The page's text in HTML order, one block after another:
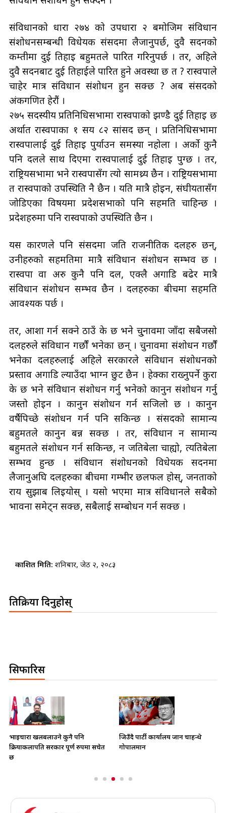
संविधानको धारा २७४ को उपधारा २ बमोजिम संविधान
संशोधनसम्बन्धी विधेयक संसदमा लैजानुपर्छ, दुवै सदनको
कम्तीमा दुई तिहाइ बहुमतले पारित गरिनुपर्छ । तर, अहिले
दुवै सदनबाट दुई तिहाईले पारित हुने अवस्था छ त ? रास्वपाले
चाहेर मात्र संविधान संशोधन हुन सक्छ ? अब संसदको
अंकगणित हेरौं ।
२७५ सदस्यीय प्रतिनिधिसभामा रास्वपाको झण्डै दुई तिहाइ छ
अर्थात रास्वपाका १ सय ८२ सांसद छन् । प्रतिनिधिसभामा
रास्वपालाई दुई तिहाइ पुर्याउन समस्या नहोला । अर्को कुनै
पनि दलले साथ दिएमा रास्वपालाई दुई तिहाइ पुग्छ । तर,
राष्ट्रियसभामा भने रास्वपासँग त्यो सामथ्र्य छैन । राष्ट्रियसभामा
त रास्वपाको उपस्थिति नै छैन । यति मात्रै होइन, संघीयतासँग
जोडिएका विषयमा प्रदेशसभाको पनि सहमति चाहिन्छ ।
प्रदेशहरुमा पनि रास्वपाको उपस्थिति छैन ।
यस कारणले पनि संसदमा जति राजनीतिक दलहरु छन्,
उनीहरुको सहमतिमा मात्रै संविधान संशोधन सम्भव छ ।
रास्वपा वा अरु कुनै पनि दल, एक्लै अगाडि बढेर मात्रै
संविधान संशोधन सम्भव छैन । दलहरुका बीचमा सहमति
आवश्यक पर्छ ।
तर, आशा गर्न सक्ने ठाउँ के छ भने चु्नावमा जाँदा सबैजसो
दलहरुले संविधान गर्छौं भनेका छन् । चुनावमा संशोधन गर्छौं
भनेका दलहरुलाई अहिले सरकारले संविधान संशोधनको
प्रस्ताव अगाडि ल्याउँदा भाग्न छुट छैन । हेक्का राख्नुपर्ने कुरा
के छ भने संविधान संशोधन गर्नु भनेको कानुन संशोधन गर्नु
जस्तो होइन । कानुन संशोधन गर्न सजिलो छ । कानुन
वर्षैपिच्छे संशोधन गर्न पनि सकिन्छ । संसदको सामान्य
बहुमतले कानुन बन्न सक्छ । तर, संविधान न सामान्य
बहुमतले संशोधन गर्न सकिन्छ, न जतिबेला चाह्यो, त्यतिबेला
सम्भव हुन्छ । संविधान संशोधनको विधेयक सदनमा
लैजानुअघि दलहरुका बीचमा गम्भीर छलफल होस्, जनताको
राय सुझाब लिइयोस् । यसो भएमा मात्र संविधानले सबैको
भावना समेट्न सक्छ, सबैलाई सम्बोधन गर्न सक्छ ।
प्रकाशित मिति: शनिबार, जेठ २, २०८३
प्रतिक्रिया दिनुहोस्
सिफारिस
भाइचारा खलबलाउने कुनै पनि
क्रियाकलापप्रति सरकार पूर्ण रुपमा सचेत
छ
जिउँदै पार्टी कार्यालय जान चाहन्थे
गोपालमान